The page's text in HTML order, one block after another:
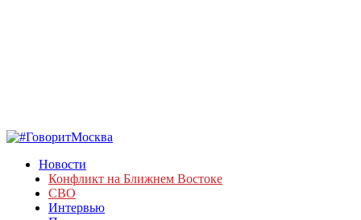
Новости
Конфликт на Ближнем Востоке
СВО
Интервью